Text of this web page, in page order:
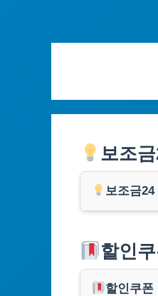
보조
보조금24
부산광역시
할인
할인쿠폰